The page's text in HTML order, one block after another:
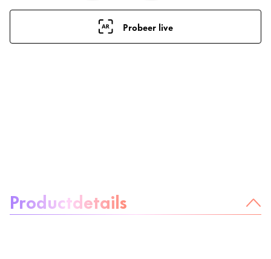
Probeer live
Productdetails